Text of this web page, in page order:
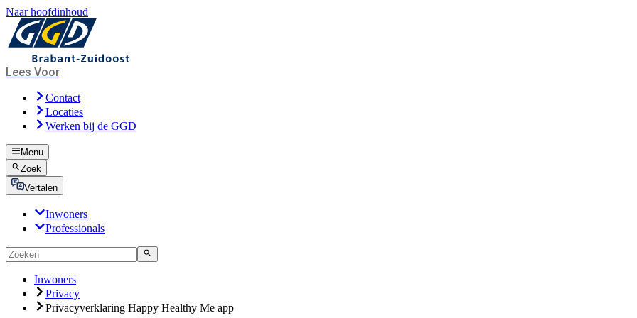
Naar hoofdinhoud
Lees Voor
Contact
Locaties
Werken bij de GGD
Menu
Zoek
Vertalen
Inwoners
Professionals
Inwoners
Privacy
Privacyverklaring Happy Healthy Me app